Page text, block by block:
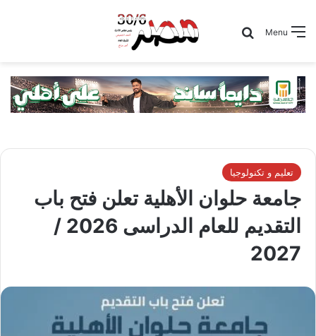
Menu
Search for
تعليم و تكنولوجيا
جامعة حلوان الأهلية تعلن فتح باب
التقديم للعام الدراسى 2026 /
2027